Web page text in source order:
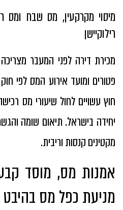
מיסוי מקרקעין, מס שבח ומס
רילוקיישן
מכירת דירה לפני המעבר
פטורים ומועד אירוע המס לפי
חוץ עשויים לחול שיעורי מס
יחידה בישראל. תיאום שומה
מקטינים קנסות וריבית.
אמנות מס, מוסד
מניעת כפל מס בהיבט